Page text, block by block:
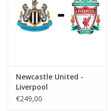
Newcastle United -
Liverpool
€249,00